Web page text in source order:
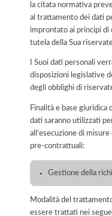
la citata normativa
al trattamento dei dati
improntato ai principi di
tutela della Sua
I Suoi dati personali
disposizioni legislative
degli obblighi di
Finalità e base
dati saranno utilizzati
all’esecuzione di
pre-contrattuali:
Gestione della
Modalità del
essere trattati nei